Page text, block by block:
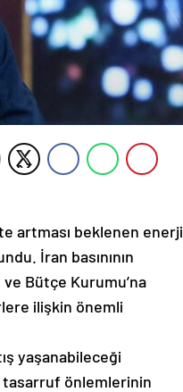
artması beklenen enerji
İran basınının
Bütçe Kurumu’na
ilişkin önemli
yaşanabileceği
tasarruf önlemlerinin